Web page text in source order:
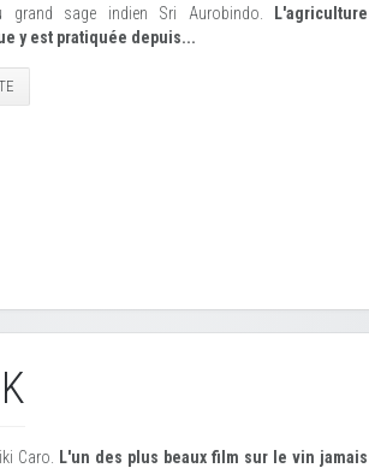
grand sage indien Sri Aurobindo.
L'agriculture
y est pratiquée depuis...
Caro.
L'un des plus beaux film sur le vin jamais